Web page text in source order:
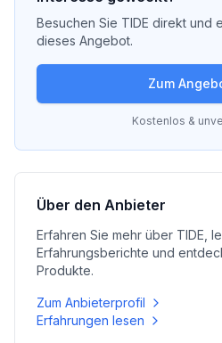
Besuchen Sie TIDE direkt und
dieses Angebot.
Zum
Kostenlos &
Über den Anbieter
Erfahren Sie mehr über TIDE ,
Erfahrungsberichte und
Produkte.
Zum Anbieterprofil
Erfahrungen lesen